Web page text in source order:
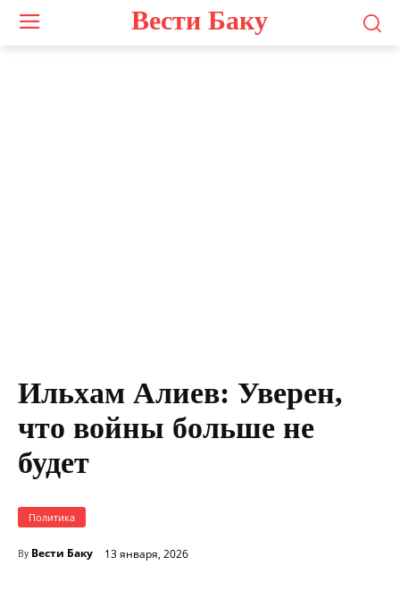
Вести Баку
Ильхам Алиев: Уверен,
что войны больше не
будет
Политика
By Вести Баку 13 января, 2026